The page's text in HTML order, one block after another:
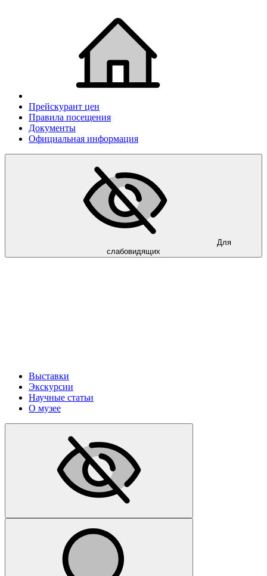
Прейскурант цен
Правила посещения
Документы
Официальная информация
Для
слабовидящих
Выставки
Экскурсии
Научные статьи
О музее